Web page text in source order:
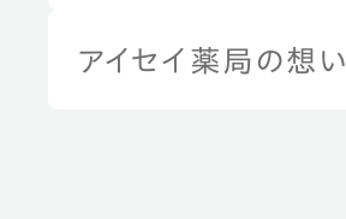
アイセイ薬局の想い